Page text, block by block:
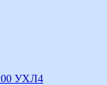
УХЛ4